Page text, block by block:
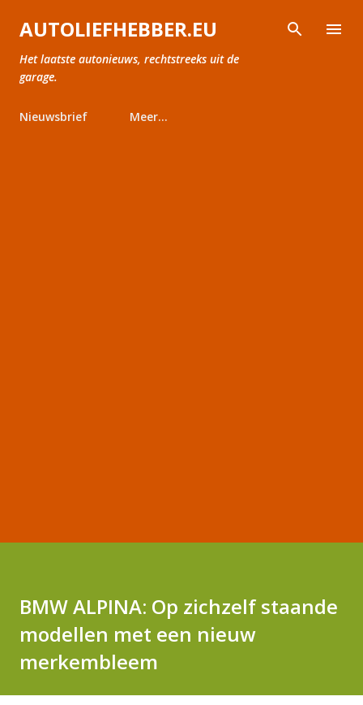
Doorgaan naar hoofdcontent
AUTOLIEFHEBBER.EU
Het laatste autonieuws, rechtstreeks uit de
garage.
Nieuwsbrief Meer…
BMW ALPINA: Op zichzelf staande
modellen met een nieuw
merkembleem